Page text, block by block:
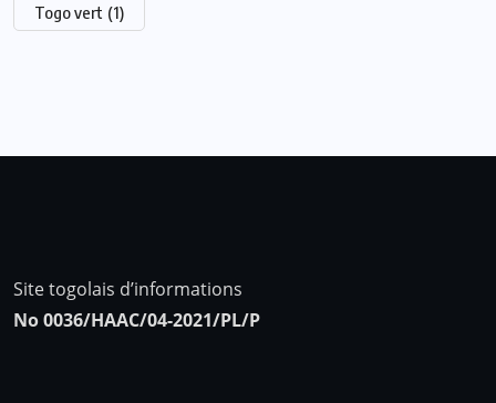
Togo vert (1)
Site togolais d’informations
No 0036/HAAC/04-2021/PL/P